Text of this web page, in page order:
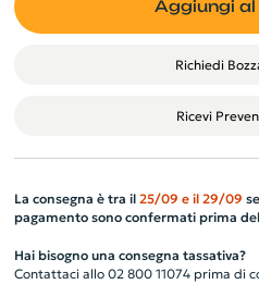
Aggiungi
Richiedi
Ricevi
La consegna è tra il 25/09 e il 29/09
pagamento sono confermati prima
Hai bisogno una consegna tassativa?
Contattaci allo 02 800 11074 prima di